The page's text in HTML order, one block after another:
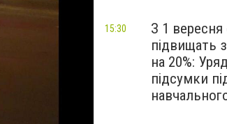
З 1 вересня
підвищать
на 20%:
підсумки
15:30